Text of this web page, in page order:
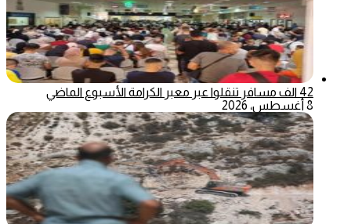
42 الف مسافر تنقلوا عبر معبر الكرامة الأسبوع الماضي
8 أغسطس، 2026